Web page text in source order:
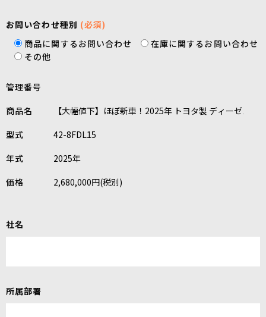
お問い合わせ種別 (必須)
商品に関するお問い合わせ
在庫に関するお問い合わせ
その他
管理番号
商品名
型式
年式
価格
社名
所属部署